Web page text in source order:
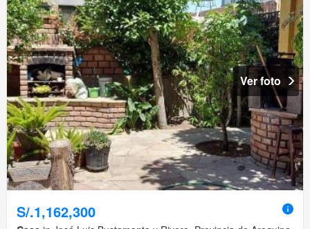
Ver foto
S/.1,162,300